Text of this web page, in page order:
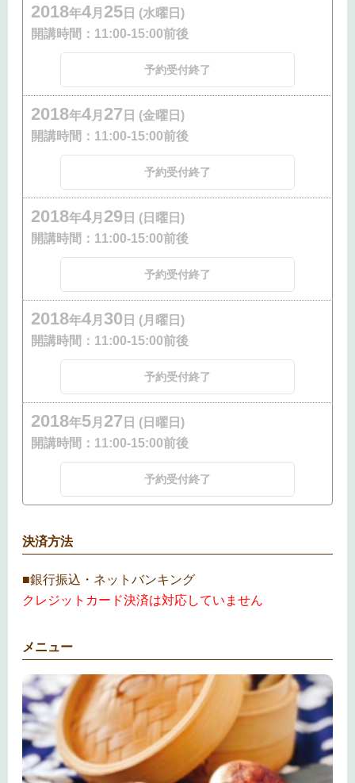
2018年4月 25 日 (水曜日)
開講時間： 11:00-15:00前後
予約受付終了
2018年4月 27 日 (金曜日)
開講時間： 11:00-15:00前後
予約受付終了
2018年4月 29 日 (日曜日)
開講時間： 11:00-15:00前後
予約受付終了
2018年4月 30 日 (月曜日)
開講時間： 11:00-15:00前後
予約受付終了
2018年5月 27 日 (日曜日)
開講時間： 11:00-15:00前後
予約受付終了
決済方法
■銀行振込・ネットバンキング
クレジットカード決済は対応していません
メニュー